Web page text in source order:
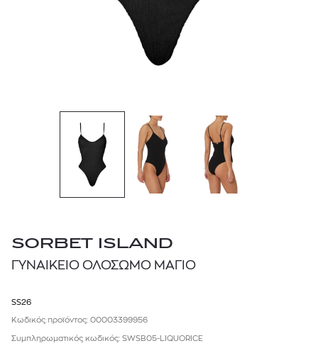
SORBET ISLAND
ΓΥΝΑΙΚΕΙΟ ΟΛΟΣΩΜΟ ΜΑΓΙΟ
SS26
Κωδικός προϊόντος: 00003399956
Συμπληρωματικός κωδικός: SWSB05-LIQUORICE